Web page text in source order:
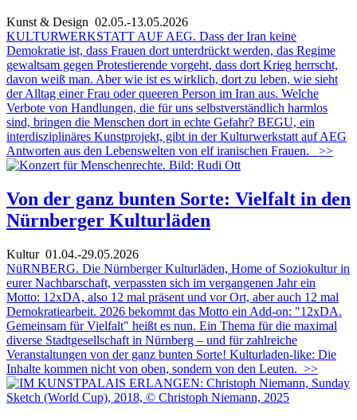
Kunst & Design 02.05.-13.05.2026
KULTURWERKSTATT AUF AEG. Dass der Iran keine
Demokratie ist, dass Frauen dort unterdrückt werden, das Regime
gewaltsam gegen Protestierende vorgeht, dass dort Krieg herrscht,
davon weiß man. Aber wie ist es wirklich, dort zu leben, wie sieht
der Alltag einer Frau oder queeren Person im Iran aus. Welche
Verbote von Handlungen, die für uns selbstverständlich harmlos
sind, bringen die Menschen dort in echte Gefahr? BEGU, ein
interdisziplinäres Kunstprojekt, gibt in der Kulturwerkstatt auf AEG
Antworten aus den Lebenswelten von elf iranischen Frauen.
>>
Von der ganz bunten Sorte: Vielfalt in den
Nürnberger Kulturläden
Kultur01.04.-29.05.2026
NüRNBERG. Die Nürnberger Kulturläden, Home of Soziokultur in
eurer Nachbarschaft, verpassten sich im vergangenen Jahr ein
Motto: 12xDA, also 12 mal präsent und vor Ort, aber auch 12 mal
Demokratiearbeit. 2026 bekommt das Motto ein Add-on: "12xDA.
Gemeinsam für Vielfalt" heißt es nun. Ein Thema für die maximal
diverse Stadtgesellschaft in Nürnberg – und für zahlreiche
Veranstaltungen von der ganz bunten Sorte! Kulturladen-like: Die
Inhalte kommen nicht von oben, sondern von den Leuten. >>